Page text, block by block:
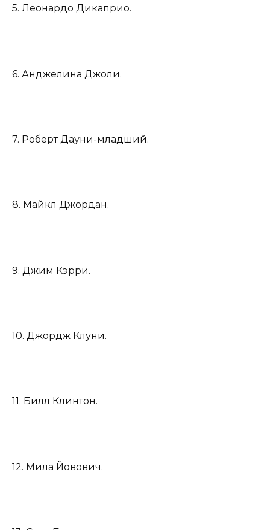
5. Леонардо Дикаприо.
6. Анджелина Джоли.
7. Роберт Дауни-младший.
8. Майкл Джордан.
9. Джим Кэрри.
10. Джордж Клуни.
11. Билл Клинтон.
12. Мила Йовович.